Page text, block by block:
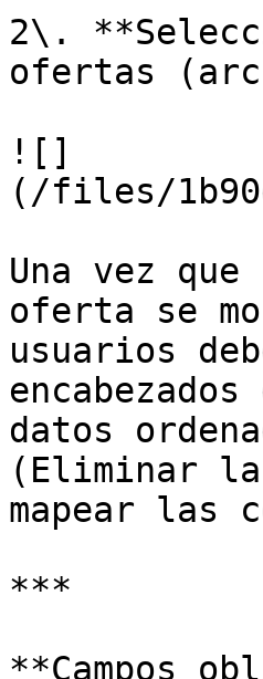
2\.
ofertas
![]
(/files/
Una vez
oferta se
usuarios
datos
(Eliminar la
mapear las
***
**Campos